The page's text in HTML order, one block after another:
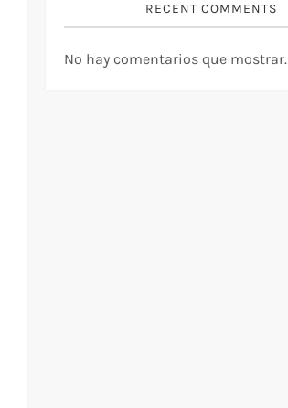
RECENT COMMENTS
No hay comentarios que mostrar.